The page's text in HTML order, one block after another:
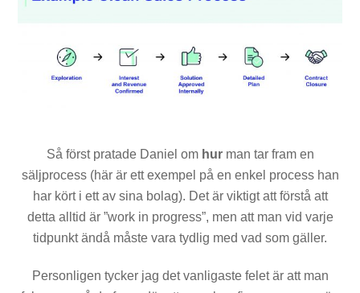
Så först pratade Daniel om hurman tar fram en
säljprocess (här är ett exempel på en enkel process han
har kört i ett av sina bolag). Det är viktigt att förstå att
detta alltid är ”work in progress”, men att man vid varje
tidpunkt ändå måste vara tydlig med vad som gäller.
Personligen tycker jag det vanligaste felet är att man